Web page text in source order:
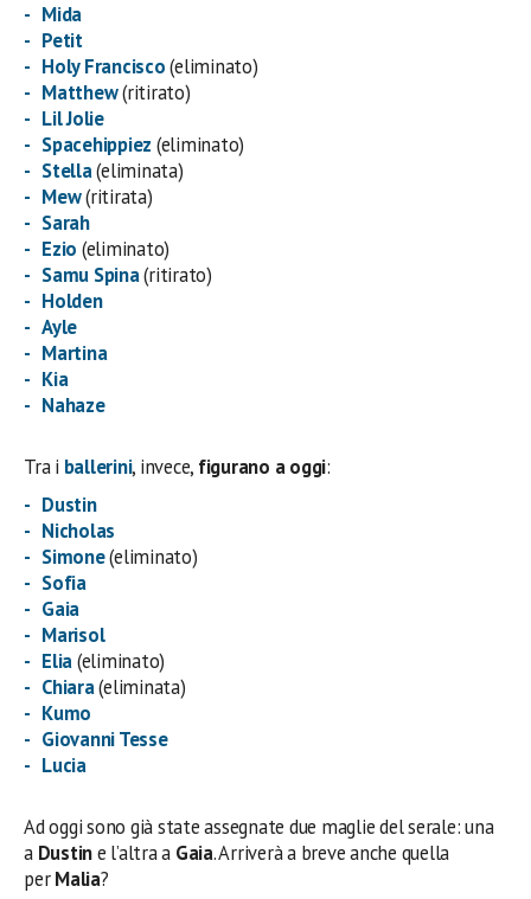
Mida
Petit
Holy Francisco(eliminato)
Matthew(ritirato)
Lil Jolie
Spacehippiez (eliminato)
Stella(eliminata)
Mew(ritirata)
Sarah
Ezio (eliminato)
Samu Spina(ritirato)
Holden
Ayle
Martina
Kia
Nahaze
Tra i ballerini, invece, figurano a oggi:
Dustin
Nicholas
Simone(eliminato)
Sofia
Gaia
Marisol
Elia(eliminato)
Chiara(eliminata)
Kumo
Giovanni Tesse
Lucia
Ad oggi sono già state assegnate due maglie del serale: una
a Dustine l’altra a Gaia. Arriverà a breve anche quella
perMalia?